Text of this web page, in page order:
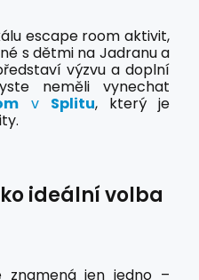
escape room aktivit,
s dětmi na Jadranu a
výzvu a doplní
neměli vynechat
v Splitu, který je
ideální volba
znamená jen jedno –